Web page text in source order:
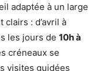
adaptée à un large
: d’avril à
les jours de 10h à
créneaux se
visites guidées